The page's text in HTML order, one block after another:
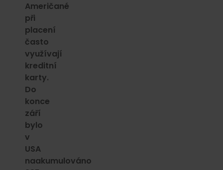
Američané
při
placení
často
využívají
kreditní
karty.
Do
konce
září
bylo
v
USA
naakumulováno